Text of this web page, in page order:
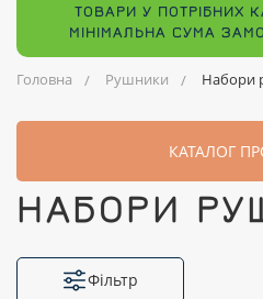
ТОВАРИ У ПОТРІБНИХ
МІНІМАЛЬНА СУМА
Головна Рушники Набори
КАТАЛОГ
НАБОРИ
Фільтр